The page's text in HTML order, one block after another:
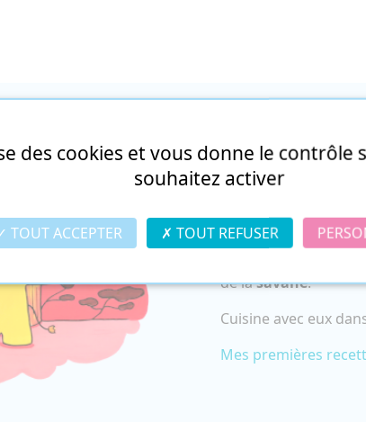
La
de lasavane.
Cuisine avec eux
Mes premières
des cookies et vous donne le contrôle
souhaitez activer
TOUT ACCEPTER TOUT REFUSER